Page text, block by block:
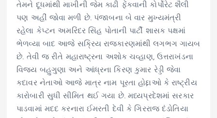
તેમને દૂધમાંથી માખીની જેમ કાઢી ફેંકવાની કોર્પોરેટ શૈલી
પણ અહીં જોવા મળી છે. પંજાબના બે વાર મુખ્યમંત્રી
રહેલા કેપ્ટન અમરિંદર સિંહ પોતાની પાર્ટી શાસક પક્ષમાં
ભેળવ્યા બાદ આજે સક્રિય રાજકારણમાંથી લગભગ ગાયબ
છે. તેવી જ રીતે મહારાષ્ટ્રના અશોક ચવ્હાણ, ઉત્તરાખંડના
વિજય બહુગુણા અને આંધ્રના કિરણ કુમાર રેડ્ડી જેવા
કદાવર નેતાઓ આજે માત્ર નામ પૂરતા હોદ્દાઓ કે રાષ્ટ્રીય
કારોબારી સુધી સીમિત થઈ ગયા છે. મધ્યપ્રદેશમાં સરકાર
પાડવામાં મદદ કરનારા ઈમરતી દેવી કે ગિરરાજ દંડોતિયા